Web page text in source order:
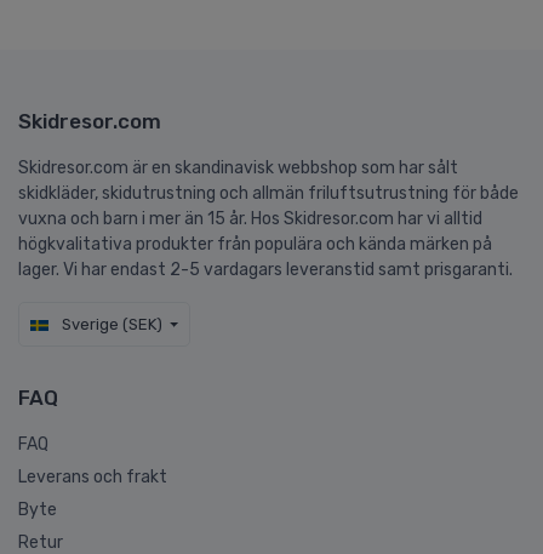
Skidresor.com
Skidresor.com är en skandinavisk webbshop som har sålt
skidkläder, skidutrustning och allmän friluftsutrustning för både
vuxna och barn i mer än 15 år. Hos Skidresor.com har vi alltid
högkvalitativa produkter från populära och kända märken på
lager. Vi har endast 2-5 vardagars leveranstid samt prisgaranti.
Sverige (SEK)
FAQ
FAQ
Leverans och frakt
Byte
Retur